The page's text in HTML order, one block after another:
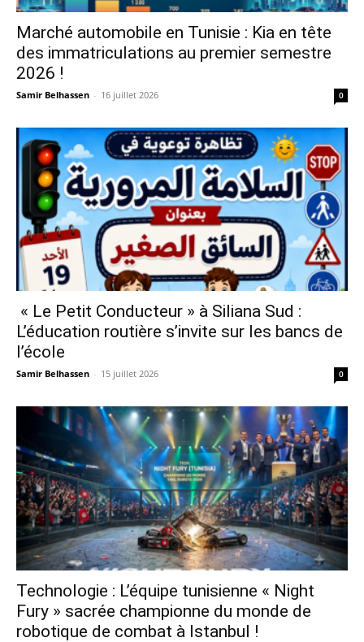
Marché automobile en Tunisie : Kia en tête
des immatriculations au premier semestre
2026 !
Samir Belhassen - 16 juillet 2026 0
« Le Petit Conducteur » à Siliana Sud :
L’éducation routière s’invite sur les bancs de
l’école
Samir Belhassen - 15 juillet 2026 0
Technologie : L’équipe tunisienne « Night
Fury » sacrée championne du monde de
robotique de combat à Istanbul !